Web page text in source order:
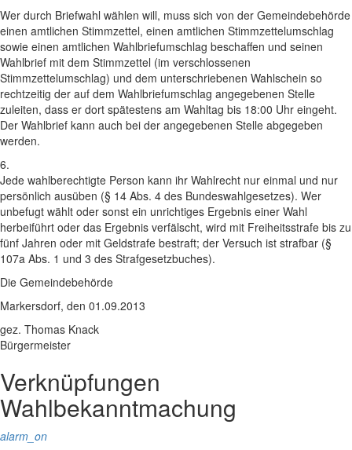
Wer durch Briefwahl wählen will, muss sich von der Gemeindebehörde
einen amtlichen Stimmzettel, einen amtlichen Stimmzettelumschlag
sowie einen amtlichen Wahlbriefumschlag beschaffen und seinen
Wahlbrief mit dem Stimmzettel (im verschlossenen
Stimmzettelumschlag) und dem unterschriebenen Wahlschein so
rechtzeitig der auf dem Wahlbriefumschlag angegebenen Stelle
zuleiten, dass er dort spätestens am Wahltag bis 18:00 Uhr eingeht.
Der Wahlbrief kann auch bei der angegebenen Stelle abgegeben
werden.
6.
Jede wahlberechtigte Person kann ihr Wahlrecht nur einmal und nur
persönlich ausüben (§ 14 Abs. 4 des Bundeswahlgesetzes). Wer
unbefugt wählt oder sonst ein unrichtiges Ergebnis einer Wahl
herbeiführt oder das Ergebnis verfälscht, wird mit Freiheitsstrafe bis zu
fünf Jahren oder mit Geldstrafe bestraft; der Versuch ist strafbar (§
107a Abs. 1 und 3 des Strafgesetzbuches).
Die Gemeindebehörde
Markersdorf, den 01.09.2013
gez. Thomas Knack
Bürgermeister
Verknüpfungen
Wahlbekanntmachung
alarm_on